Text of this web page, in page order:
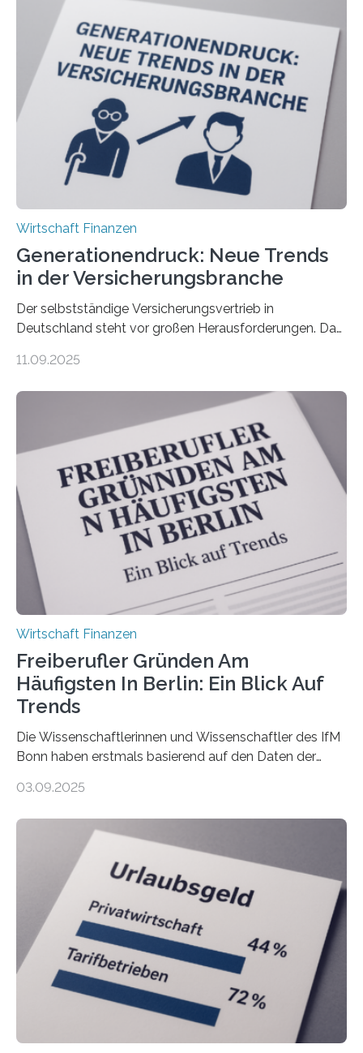
Wirtschaft Finanzen
Generationendruck: Neue Trends
in der Versicherungsbranche
Der selbstständige Versicherungsvertrieb in
Deutschland steht vor großen Herausforderungen. Das
Dr. Matthias Beenken und Prof. Dr. Lukas Linnenbrink
Bundesverbands Deutscher Versicherungskaufleute e.V.
durchgeführt haben. Die Studie basiert auf den
Antworten von 1.440 selbstständigen
Versicherungsvertreter*innen und -makler*innen. Ein
Ergebnis: Deutlich mehr als die Hälfte der Befragten ist
über 50 Jahre alt und wird in den nächsten Jahren eine
Nachfolgeregelung benötigen. Aber nur ein Drittel hat
bereits Regelungen…
11.09.2025
Wirtschaft Finanzen
Freiberufler Gründen Am
Häufigsten In Berlin: Ein Blick Auf
Trends
Die Wissenschaftlerinnen und Wissenschaftler des IfM
Bonn haben erstmals basierend auf den Daten der
Landkreise mit den meisten Gründungen von
ist demnach Berlin. Betrachtet man nur die Gründungen
der Freiberuflerinnen, so liegt Leipzig an der Spitze. In
Berlin starteten in 2024 die meisten Personen in eine
eigene freiberufliche Existenz, dahinter folgten die
Städte Hamburg, München und Köln. Betrachtet man
hingegen die Existenzgründungsintensität – die Anzahl
der freiberuflichen Gründungen je…
03.09.2025